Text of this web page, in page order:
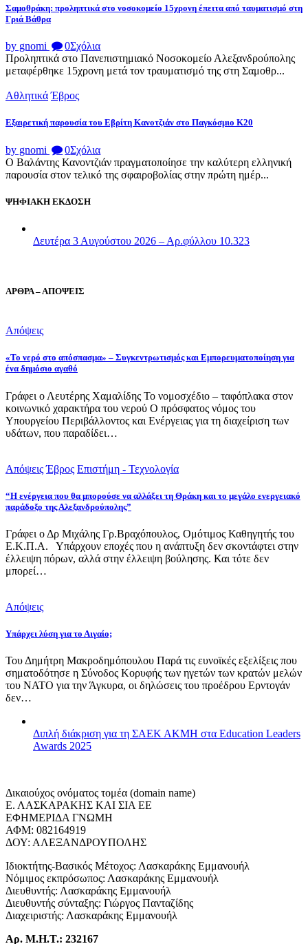
Σαμοθράκη: προληπτικά στο νοσοκομείο 15χρονη έπειτα από ταυματισμό στη
Γριά Βάθρα
by gnomi 0Σχόλια
Προληπτικά στο Πανεπιστημιακό Νοσοκομείο Αλεξανδρούπολης
μεταφέρθηκε 15χρονη μετά τον τραυματισμό της στη Σαμοθρ...
Αθλητικά Έβρος
Εξαιρετική παρουσία του Εβρίτη Κανοτζιάν στο Παγκόσμιο Κ20
by gnomi 0Σχόλια
Ο Βαλάντης Κανοντζιάν πραγματοποίησε την καλύτερη ελληνική
παρουσία στον τελικό της σφαιροβολίας στην πρώτη ημέρ...
ΨΗΦΙΑΚΗ ΕΚΔΟΣΗ
Δευτέρα 3 Αυγούστου 2026 – Αρ.φύλλου 10.323
ΑΡΘΡΑ – ΑΠΟΨΕΙΣ
Απόψεις
«Το νερό στο απόσπασμα» – Συγκεντρωτισμός και Εμπορευματοποίηση για
ένα δημόσιο αγαθό
Γράφει ο Λευτέρης Χαμαλίδης Το νομοσχέδιο – ταφόπλακα στον
κοινωνικό χαρακτήρα του νερού Ο πρόσφατος νόμος του
Υπουργείου Περιβάλλοντος και Ενέργειας για τη διαχείριση των
υδάτων, που παραδίδει…
Απόψεις Έβρος Επιστήμη - Τεχνολογία
“Η ενέργεια που θα μπορούσε να αλλάξει τη Θράκη και το μεγάλο ενεργειακό
παράδοξο της Αλεξανδρούπολης”
Γράφει ο Δρ Μιχάλης Γρ.Βραχόπουλος, Ομότιμος Καθηγητής του
Ε.Κ.Π.Α. Υπάρχουν εποχές που η ανάπτυξη δεν σκοντάφτει στην
έλλειψη πόρων, αλλά στην έλλειψη βούλησης. Και τότε δεν
μπορεί…
Απόψεις
Υπάρχει λύση για το Αιγαίο;
Του Δημήτρη Μακροδημόπουλου Παρά τις ευνοϊκές εξελίξεις που
σηματοδότησε η Σύνοδος Κορυφής των ηγετών των κρατών μελών
του ΝΑΤΟ για την Άγκυρα, οι δηλώσεις του προέδρου Ερντογάν
δεν…
Διπλή διάκριση για τη ΣΑΕΚ ΑΚΜΗ στα Education Leaders
Awards 2025
Δικαιούχος ονόματος τομέα (domain name)
Ε. ΛΑΣΚΑΡΑΚΗΣ ΚΑΙ ΣΙΑ ΕΕ
ΕΦΗΜΕΡΙΔΑ ΓΝΩΜΗ
ΑΦΜ: 082164919
ΔΟΥ: ΑΛΕΞΑΝΔΡΟΥΠΟΛΗΣ
Ιδιοκτήτης-Βασικός Μέτοχος: Λασκαράκης Εμμανουήλ
Νόμιμος εκπρόσωπος: Λασκαράκης Εμμανουήλ
Διευθυντής: Λασκαράκης Εμμανουήλ
Διευθυντής σύνταξης: Γιώργος Πανταζίδης
Διαχειριστής: Λασκαράκης Εμμανουήλ
Αρ. Μ.Η.Τ.: 232167